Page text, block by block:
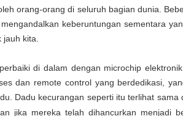
orang-orang di seluruh bagian dunia.
keberuntungan sementara
kita.
di dalam dengan microchip
dan remote control yang berdedikasi,
Dadu kecurangan seperti itu terlihat
jika mereka telah dihancurkan menjadi